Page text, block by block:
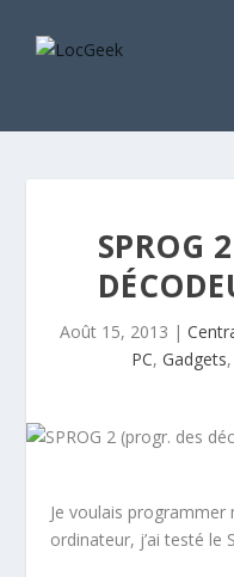
SPROG
Août 15, 2013 |
PC, Gadgets,
Je voulais
ordinateur, j’ai testé le